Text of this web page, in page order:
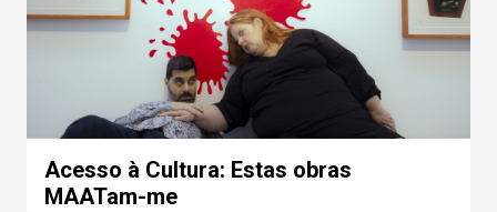
Acesso à Cultura: Estas obras
MAATam-me